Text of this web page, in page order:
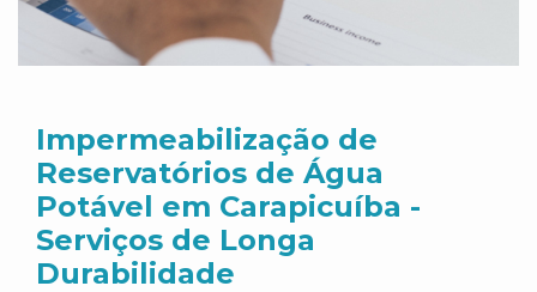
Impermeabilização de
Reservatórios de Água
Potável em Carapicuíba -
Serviços de Longa
Durabilidade